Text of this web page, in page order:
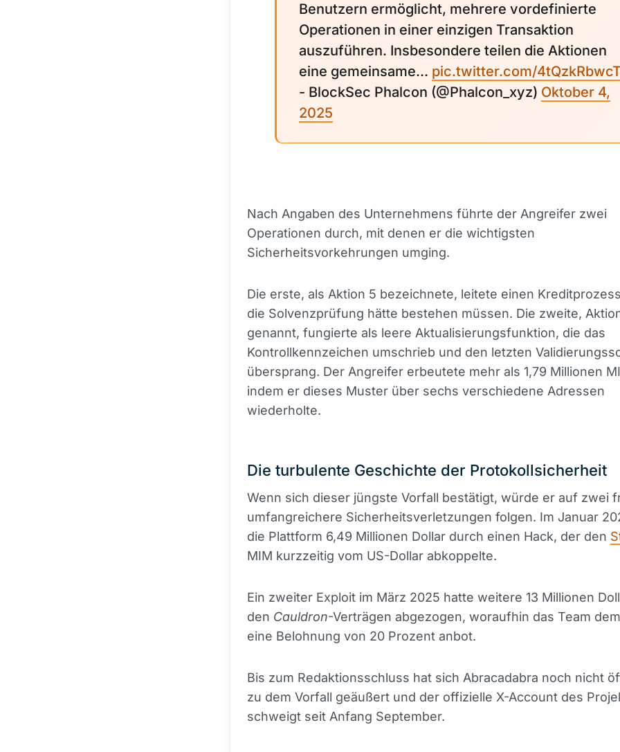
Benutzern ermöglicht, mehrere vordefinierte
Operationen in einer einzigen Transaktion
auszuführen. Insbesondere teilen die Aktionen
eine gemeinsame... pic.twitter.com/
- BlockSec Phalcon (@Phalcon_xyz) Oktober 4,
2025
Nach Angaben des Unternehmens führte der Angreifer zwei
Operationen durch, mit denen er die wichtigsten
Sicherheitsvorkehrungen umging.
Die erste, als Aktion 5 bezeichnete, leitete einen
die Solvenzprüfung hätte bestehen müssen. Die zweite,
genannt, fungierte als leere Aktualisierungsfunktion, die das
Kontrollkennzeichen umschrieb und den letzten
übersprang. Der Angreifer erbeutete mehr als 1,79 Millionen
indem er dieses Muster über sechs verschiedene Adressen
wiederholte.
Die turbulente Geschichte der Protokollsicherheit
Wenn sich dieser jüngste Vorfall bestätigt, würde er auf zwei
umfangreichere Sicherheitsverletzungen folgen. Im Januar
die Plattform 6,49 Millionen Dollar durch einen Hack, der den
MIM kurzzeitig vom US-Dollar abkoppelte.
Ein zweiter Exploit im März 2025 hatte weitere 13 Millionen
den Cauldron-Verträgen abgezogen, woraufhin das Team
eine Belohnung von 20 Prozent anbot.
Bis zum Redaktionsschluss hat sich Abracadabra noch nicht
zu dem Vorfall geäußert und der offizielle X-Account des
schweigt seit Anfang September.